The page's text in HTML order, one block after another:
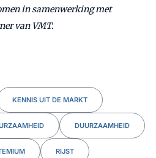
in samenwerking met
van VMT.
KENNIS UIT DE MARKT
DUURZAAMHEID
RIJST